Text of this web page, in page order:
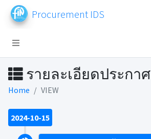
Procurement IDS
รายละเอียดประกาศ
Home VIEW
2024-10-15